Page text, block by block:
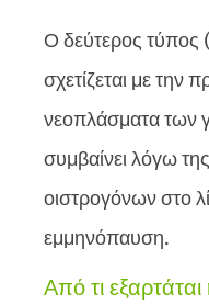
Ο δεύτερος τύπος
σχετίζεται με την
νεοπλάσματα των
συμβαίνει λόγω
οιστρογόνων στο
εμμηνόπαυση.
Από τι